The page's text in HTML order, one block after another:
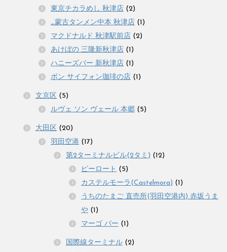
東京チカラめし 秋津店 (2)
_蒙古タンメン中本 秋津店 (1)
マクドナルド 秋津駅前店 (2)
あけぼの 三隆新秋津店 (1)
ハニーズバー 新秋津店 (1)
ボン サイフォン珈琲の店 (1)
文京区 (5)
ルヴェ ソン ヴェール 本郷 (5)
大田区 (20)
羽田空港 (17)
第2ターミナルビル(2タミ) (12)
ピーロート (5)
カステルモーラ(Castelmora) (1)
うちのたまご 直売所(羽田空港内) 赤坂うま
や (1)
マーゴ バー (1)
国際線ターミナル (2)